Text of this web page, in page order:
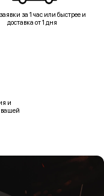
за 1 час или быстрее и
доставка от 1 дня
и